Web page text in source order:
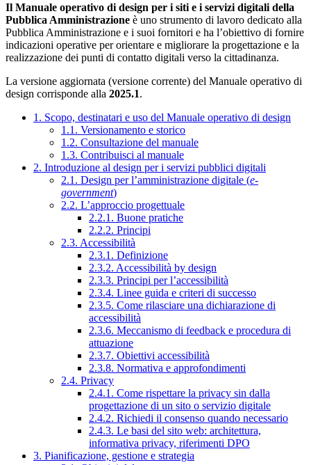
Il Manuale operativo di design per i siti e i servizi digitali della
Pubblica Amministrazione è uno strumento di lavoro dedicato alla
Pubblica Amministrazione e i suoi fornitori e ha l’obiettivo di fornire
indicazioni operative per orientare e migliorare la progettazione e la
realizzazione dei punti di contatto digitali verso la cittadinanza.
La versione aggiornata (versione corrente) del Manuale operativo di
design corrisponde alla 2025.1.
1. Scopo, destinatari e uso del Manuale operativo di design
1.1. Versionamento e storico
1.2. Consultazione del manuale
1.3. Contribuisci al manuale
2. Introduzione al design per i servizi pubblici digitali
2.1. Design per l’amministrazione digitale (e-
government)
2.2. L’approccio progettuale
2.2.1. Buone pratiche
2.2.2. Principi
2.3. Accessibilità
2.3.1. Definizione
2.3.2. Accessibilità by design
2.3.3. Principi per l’accessibilità
2.3.4. Linee guida e criteri di successo
2.3.5. Come rilasciare una dichiarazione di
accessibilità
2.3.6. Meccanismo di feedback e procedura di
attuazione
2.3.7. Obiettivi accessibilità
2.3.8. Normativa e approfondimenti
2.4. Privacy
2.4.1. Come rispettare la privacy sin dalla
progettazione di un sito o servizio digitale
2.4.2. Richiedi il consenso quando necessario
2.4.3. Le basi del sito web: architettura,
informativa privacy, riferimenti DPO
3. Pianificazione, gestione e strategia